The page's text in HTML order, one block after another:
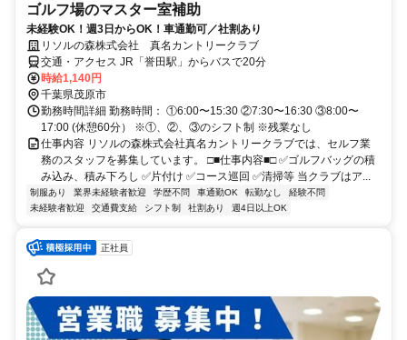
ゴルフ場のマスター室補助
未経験OK！週3日からOK！車通勤可／社割あり
リソルの森株式会社 真名カントリークラブ
交通・アクセス JR「誉田駅」からバスで20分
時給1,140円
千葉県茂原市
勤務時間詳細 勤務時間： ①6:00〜15:30 ②7:30〜16:30 ③8:00〜
17:00 (休憩60分） ※①、②、③のシフト制 ※残業なし
仕事内容 リソルの森株式会社真名カントリークラブでは、セルフ業
務のスタッフを募集しています。 □■仕事内容■□ ✅ゴルフバッグの積
み込み、積み下ろし ✅⽚付け ✅コース巡回 ✅清掃等 当クラブはア...
制服あり 業界未経験者歓迎 学歴不問 車通勤OK 転勤なし
経験不問
未経験者歓迎
交通費支給 シフト制 社割あり 週4日以上OK
正社員